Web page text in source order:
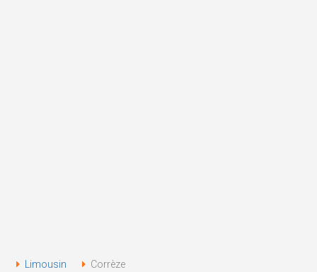
Limousin Corrèze